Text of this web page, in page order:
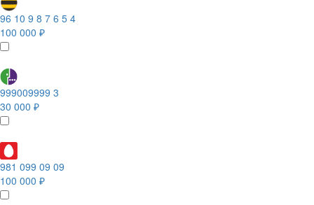
96 10 9 8 7 6 5 4
100 000 ₽
999009999 3
30 000 ₽
981 099 09 09
100 000 ₽